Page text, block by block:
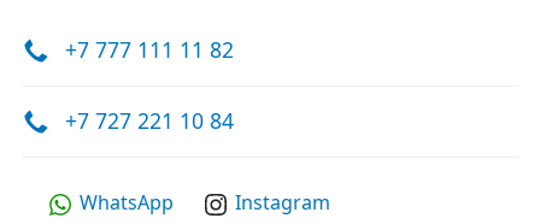
+7 777 111 11 82
+7 727 221 10 84
WhatsApp Instagram